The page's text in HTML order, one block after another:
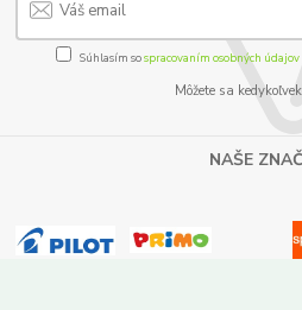
Súhlasím sospracovaním osobných údajov
Môžete sa
NAŠE